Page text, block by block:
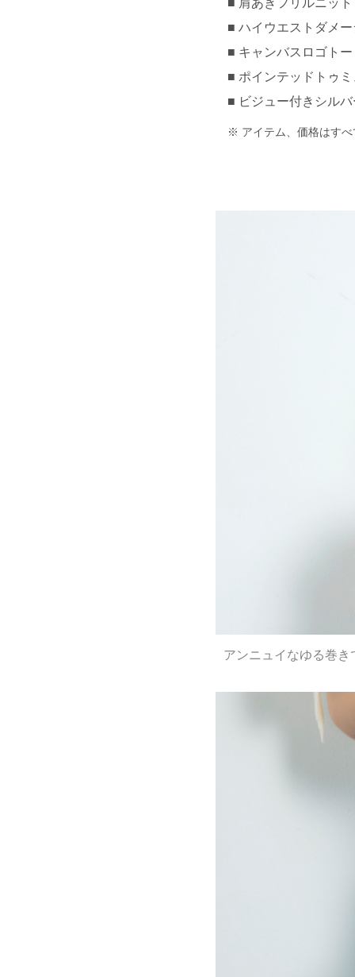
肩あきフリルニッ
ハイウエストダメ
キャンバスロゴト
ポインテッドトゥ
ビジュー付きシル
アイテム、価格はす
アンニュイなゆる巻